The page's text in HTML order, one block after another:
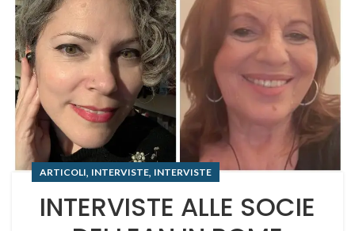
ARTICOLI, INTERVISTE, INTERVISTE
INTERVISTE ALLE SOCIE